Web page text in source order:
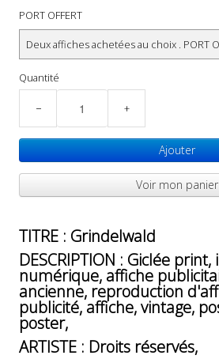
PORT OFFERT
Deux affiches achetées au choix . PORT
Quantité
− +
Ajouter
Voir mon panier
TITRE : Grindelwald
DESCRIPTION : Giclée
numérique, affiche
ancienne, reproduction
publicité, affiche, vintage,
poster,
ARTISTE : Droits réservés,